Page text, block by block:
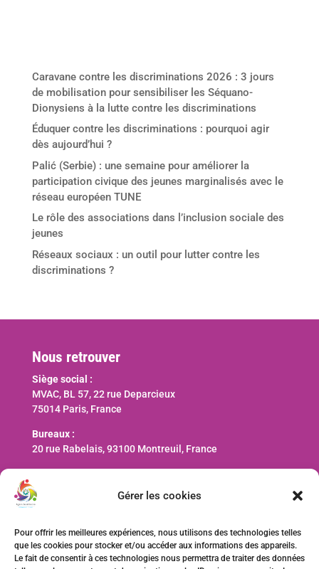
Gérer les cookies
Pour offrir les meilleures expériences, nous utilisons des technologies telles
que les cookies pour stocker et/ou accéder aux informations des appareils.
Le fait de consentir à ces technologies nous permettra de traiter des données
Caravane contre les discriminations 2026 : 3 jours
de mobilisation pour sensibiliser les Séquano-
Dionysiens à la lutte contre les discriminations
Éduquer contre les discriminations : pourquoi agir
dès aujourd’hui ?
Palić (Serbie) : une semaine pour améliorer la
participation civique des jeunes marginalisés avec le
réseau européen TUNE
Le rôle des associations dans l’inclusion sociale des
jeunes
Réseaux sociaux : un outil pour lutter contre les
discriminations ?
Nous retrouver
Siège social :
MVAC, BL 57, 22 rue Deparcieux
75014 Paris, France
Bureaux :
20 rue Rabelais, 93100 Montreuil, France
Nous contacter
Faire un don